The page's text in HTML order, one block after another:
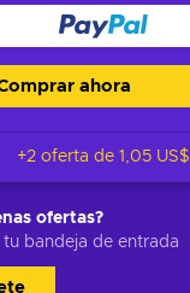
ahora
+2 oferta de 1,05 US$
ofertas?
tu bandeja de entrada